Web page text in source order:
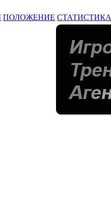
ПОЛОЖЕНИЕ СТАТИСТИКА